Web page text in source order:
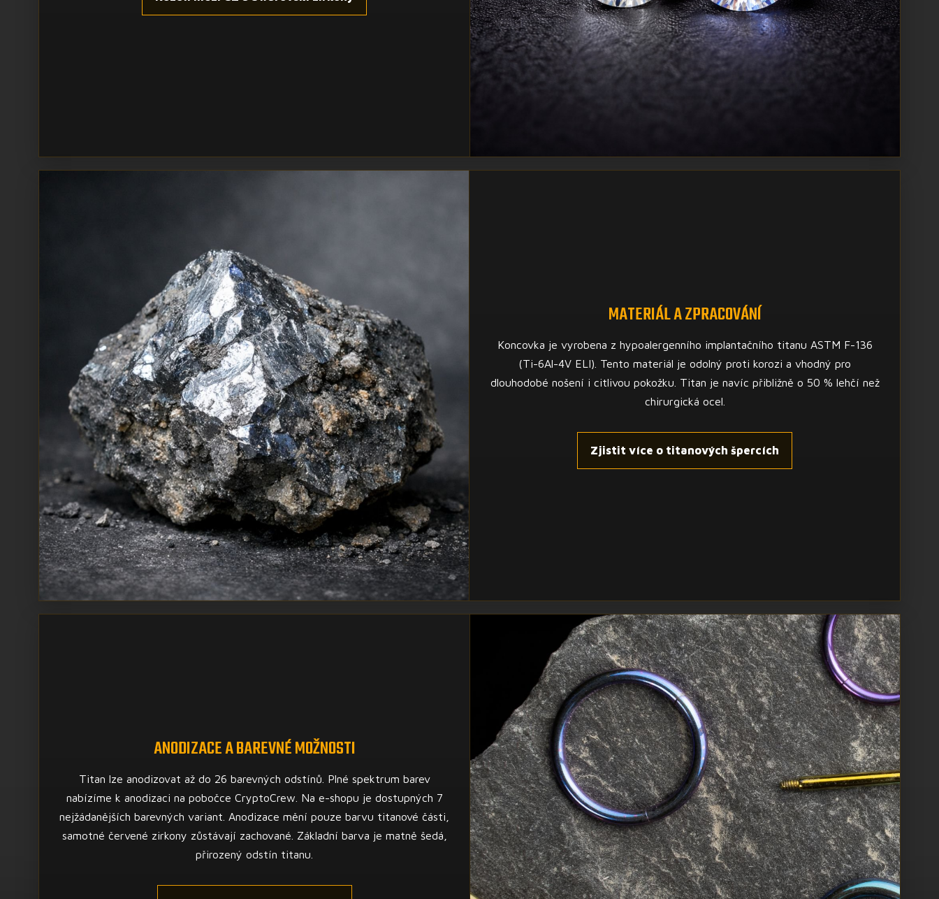
MATERIÁL A ZPRACOVÁNÍ
Koncovka je vyrobena z hypoalergenního implantačního titanu ASTM F-136
(Ti-6Al-4V ELI). Tento materiál je odolný proti korozi a vhodný pro
dlouhodobé nošení i citlivou pokožku. Titan je navíc přibližně o 50 % lehčí než
chirurgická ocel.
Zjistit více o titanových špercích
ANODIZACE A BAREVNÉ MOŽNOSTI
Titan lze anodizovat až do 26 barevných odstínů. Plné spektrum barev
nabízíme k anodizaci na pobočce CryptoCrew. Na e-shopu je dostupných 7
nejžádanějších barevných variant. Anodizace mění pouze barvu titanové části,
samotné červené zirkony zůstávají zachované. Základní barva je matně šedá,
přirozený odstín titanu.